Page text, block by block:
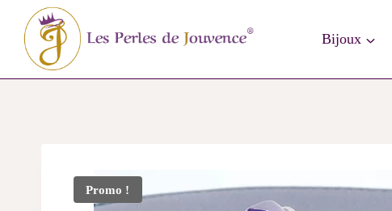
content
Bijoux
Promo !